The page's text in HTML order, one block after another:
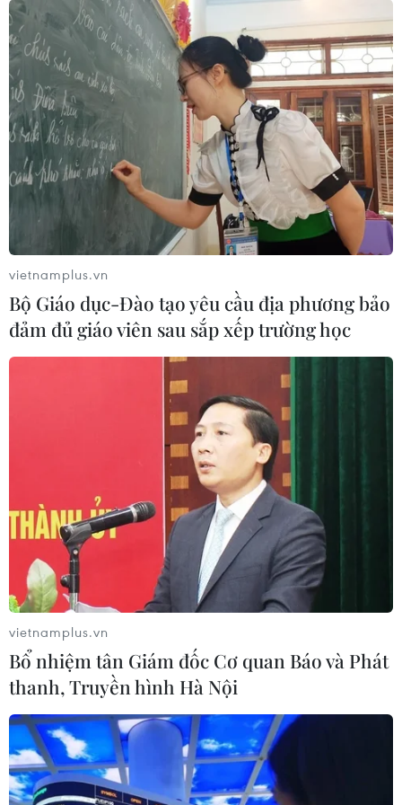
NATO ưu tiên đẩy nhanh chuyển
giao hệ thống phòng không cho
Ukraine
06/08/2026 12:24
Thắt chặt tình hữu nghị sắt son giữa
các cựu chuyên gia quân sự Nga với
Việt Nam
06/08/2026 06:23
Anh công bố kết quả điều tra ban
đầu vụ đâm dao ở trung tâm London
Ba Lan thảo luận việc thành lập căn
cứ quân sự thường trực với Mỹ
06/08/2026 00:06
Liên hợp quốc: Xung đột Ukraine trải
qua tháng đẫm máu nhất
05/08/2026 23:47
Xem thêm
vietnamplus.vn
Bộ Giáo dục-Đào tạo yêu cầu địa phương bảo
đảm đủ giáo viên sau sắp xếp trường học
vietnamplus.vn
Bổ nhiệm tân Giám đốc Cơ quan Báo và Phát
thanh, Truyền hình Hà Nội